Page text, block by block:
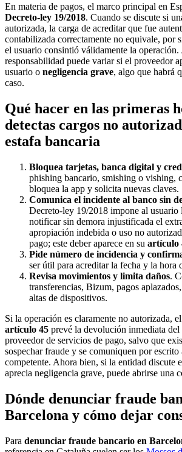
En materia de pagos, el marco principal en
Decreto-ley 19/2018. Cuando se discute si
autorizada, la carga de acreditar que fue
contabilizada correctamente no equivale, por
el usuario consintió válidamente la operación.
responsabilidad puede variar si el proveedor
usuario o negligencia grave, algo que habrá
caso.
Qué hacer en las primeras
detectas cargos no
estafa bancaria
Bloquea tarjetas, banca digital y
phishing bancario, smishing o vishing,
bloquea la app y solicita nuevas claves.
Comunica el incidente al banco sin
Decreto-ley 19/2018 impone al usuario
notificar sin demora injustificada el
apropiación indebida o uso no
pago; este deber aparece en su artículo
Pide número de incidencia y
ser útil para acreditar la fecha y la hora
Revisa movimientos y limita daños.
transferencias, Bizum, pagos
altas de dispositivos.
Si la operación es claramente no autorizada,
artículo 45 prevé la devolución inmediata
proveedor de servicios de pago, salvo que
sospechar fraude y se comuniquen por escrito
competente. Ahora bien, si la entidad discute
aprecia negligencia grave, puede abrirse una
Dónde denunciar fraude
Barcelona y cómo dejar
Para denunciar fraude bancario en